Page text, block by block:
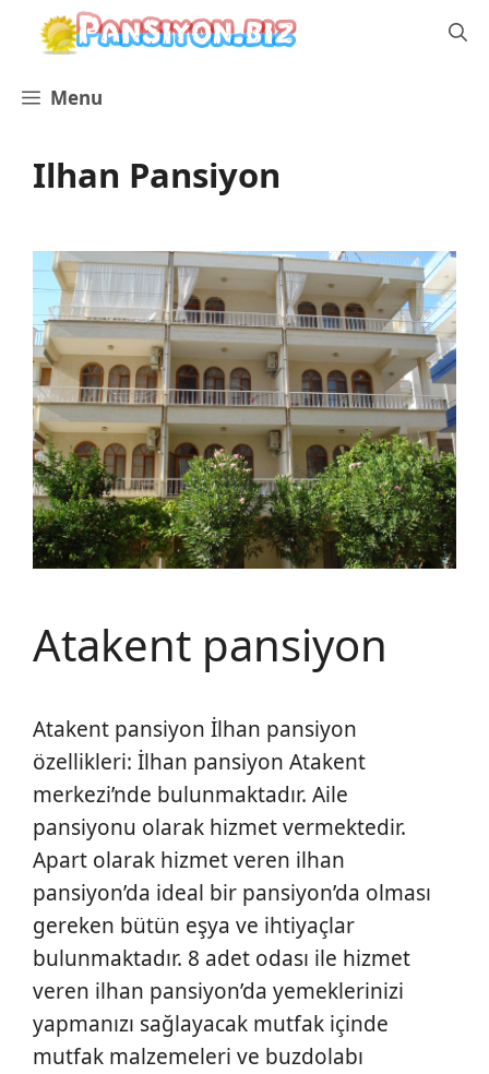
İçeriğe
Menu
Ilhan Pansiyon
Atakent pansiyon
Atakent pansiyon İlhan pansiyon
özellikleri: İlhan pansiyon Atakent
merkezi’nde bulunmaktadır. Aile
pansiyonu olarak hizmet vermektedir.
Apart olarak hizmet veren ilhan
pansiyon’da ideal bir pansiyon’da olması
gereken bütün eşya ve ihtiyaçlar
bulunmaktadır. 8 adet odası ile hizmet
veren ilhan pansiyon’da yemeklerinizi
yapmanızı sağlayacak mutfak içinde
mutfak malzemeleri ve buzdolabı